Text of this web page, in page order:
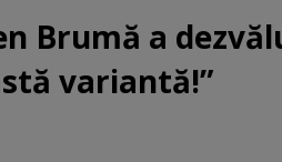
Brumă a
variantă!”